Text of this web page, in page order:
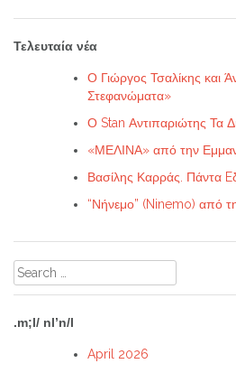
Τελευταία νέα
Ο Γιώργος Τσαλίκης και
Στεφανώματα»
Ο Stan Αντιπαριώτης Τα
«ΜΕΛΙΝΑ» από την
Βασίλης Καρράς. Πάντα
“Νήνεμο” (Ninemo) από
Search
for:
.m;l/ nl’n/l
April 2026